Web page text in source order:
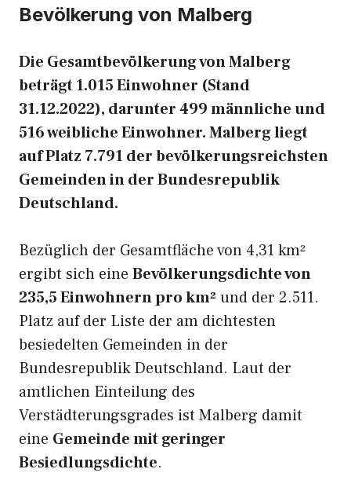
Bevölkerung von Malberg
Die Gesamtbevölkerung von Malberg
beträgt 1.015 Einwohner (Stand
31.12.2022), darunter 499 männliche und
516 weibliche Einwohner. Malberg liegt
auf Platz 7.791 der bevölkerungsreichsten
Gemeinden in der Bundesrepublik
Deutschland.
Bezüglich der Gesamtfläche von 4,31 km²
ergibt sich eine Bevölkerungsdichte von
235,5 Einwohnern pro km² und der 2.511.
Platz auf der Liste der am dichtesten
besiedelten Gemeinden in der
Bundesrepublik Deutschland. Laut der
amtlichen Einteilung des
Verstädterungsgrades ist Malberg damit
eine Gemeinde mit geringer
Besiedlungsdichte.